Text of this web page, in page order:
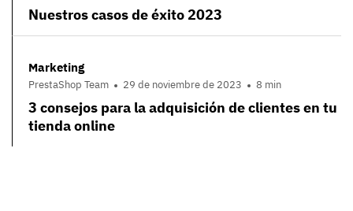
Nuestros casos de éxito 2023
Marketing
PrestaShop Team 29 de noviembre de 2023 8 min
3 consejos para la adquisición de clientes en tu
tienda online